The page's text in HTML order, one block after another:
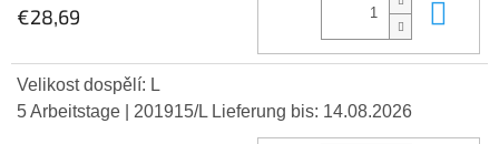
€28,69
Velikost dospělí: L
5 Arbeitstage
| 201915/L Lieferung bis: 14.08.2026